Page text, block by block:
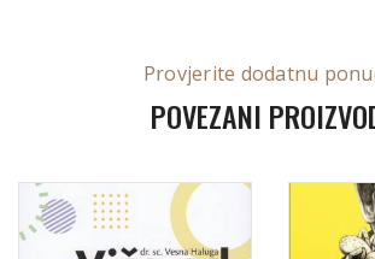
Provjerite dodatnu
POVEZANI